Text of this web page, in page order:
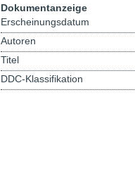
Dokumentanzeige
Erscheinungsdatum
Autoren
Titel
DDC-Klassifikation